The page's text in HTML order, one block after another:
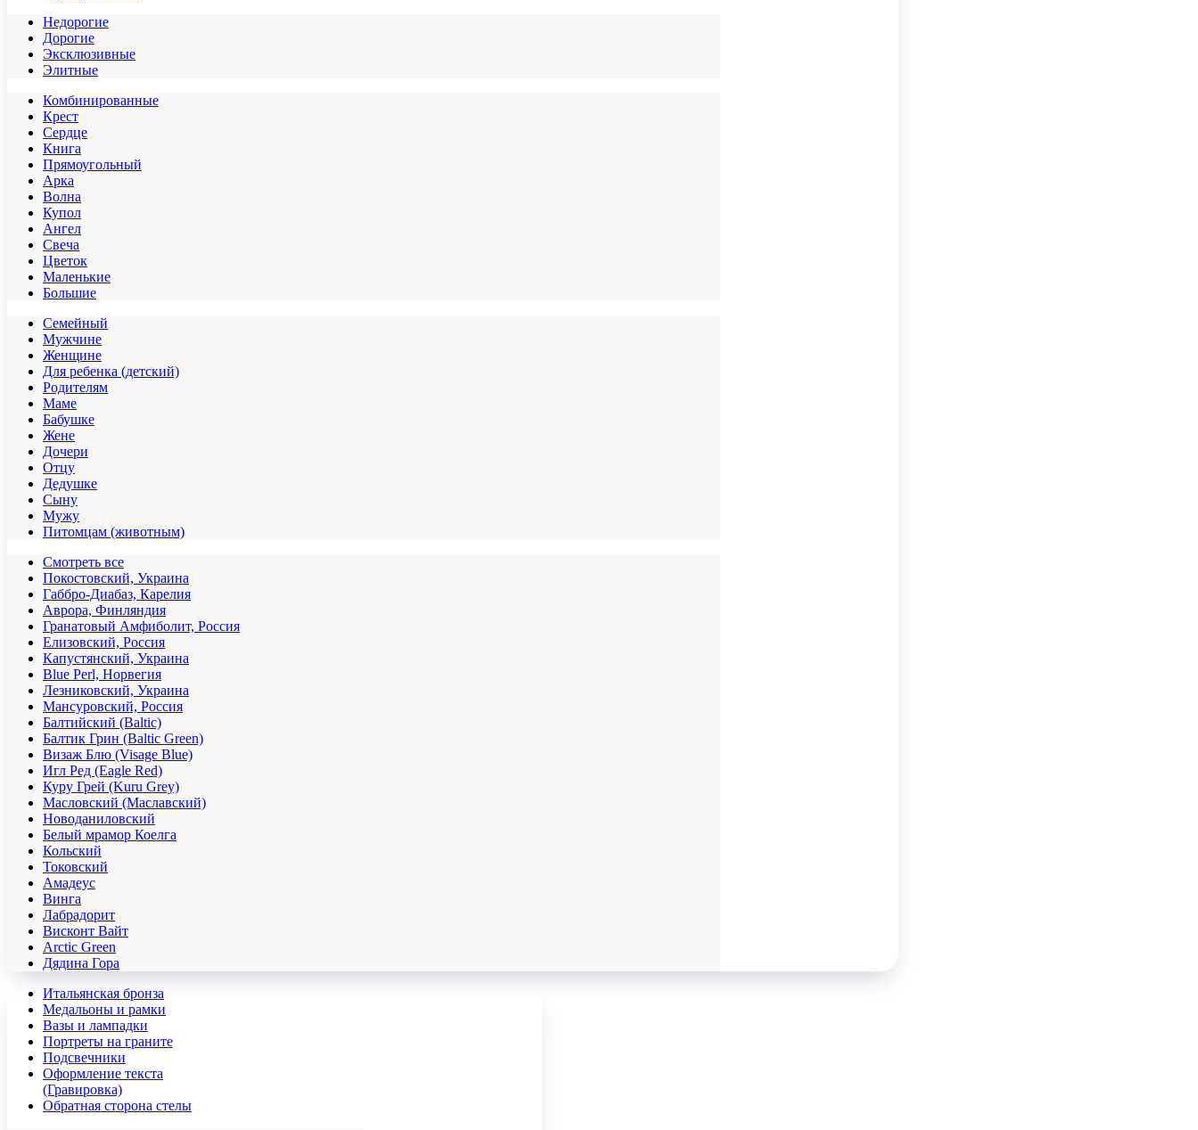
Недорогие
Дорогие
Эксклюзивные
Элитные
Комбинированные
Крест
Сердце
Книга
Прямоугольный
Арка
Волна
Купол
Ангел
Свеча
Цветок
Маленькие
Большие
Семейный
Мужчине
Женщине
Для ребенка (детский)
Родителям
Маме
Бабушке
Жене
Дочери
Отцу
Дедушке
Сыну
Мужу
Питомцам (животным)
Смотреть все
Покостовский, Украина
Габбро-Диабаз, Карелия
Аврора, Финляндия
Гранатовый Амфиболит, Россия
Елизовский, Россия
Капустянский, Украина
Blue Perl, Норвегия
Лезниковский, Украина
Мансуровский, Россия
Балтийский (Baltic)
Балтик Грин (Baltic Green)
Визаж Блю (Visage Blue)
Игл Ред (Eagle Red)
Куру Грей (Kuru Grey)
Масловский (Маславский)
Новоданиловский
Белый мрамор Коелга
Кольский
Токовский
Амадеус
Винга
Лабрадорит
Висконт Вайт
Аrctic Green
Дядина Гора
Итальянская бронза
Медальоны и рамки
Вазы и лампадки
Портреты на граните
Подсвечники
Оформление текста
(Гравировка)
Обратная сторона стелы